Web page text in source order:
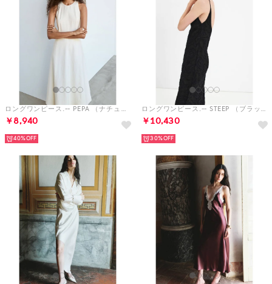
ロングワンピース.-- PEPA （ナチュラルホワイト）
￥8,940
40%
ロングワンピース.-- STEEP （ブラック）
￥10,430
30%